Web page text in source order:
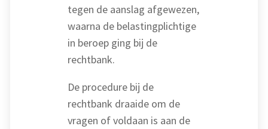
tegen de aanslag afgewezen,
waarna de belastingplichtige
in beroep ging bij de
rechtbank.
De procedure bij de
rechtbank draaide om de
vragen of voldaan is aan de